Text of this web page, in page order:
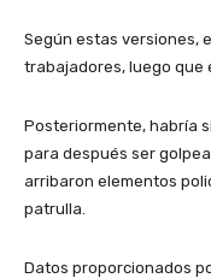
Según estas versiones,
trabajadores, luego que
Posteriormente, habría
para después ser
arribaron elementos
patrulla.
Datos proporcionados